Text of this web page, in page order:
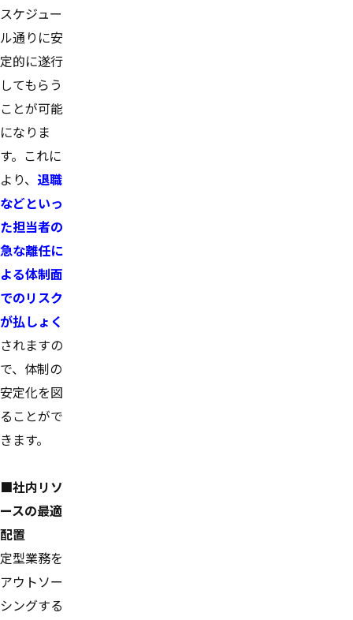
スケジュー
ル通りに安
定的に遂行
してもらう
ことが可能
になりま
す。これに
より、 退職
などといっ
た担当者の
急な離任に
よる体制面
でのリスク
が払しょく
されますの
で、体制の
安定化を図
ることがで
きます。
■社内リソ
ースの最適
配置
定型業務を
アウトソー
シングする